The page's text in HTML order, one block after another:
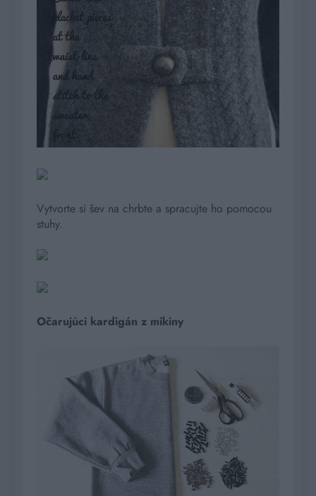
Vytvorte si šev na chrbte a spracujte ho pomocou
stuhy.
Očarujúci kardigán z mikiny